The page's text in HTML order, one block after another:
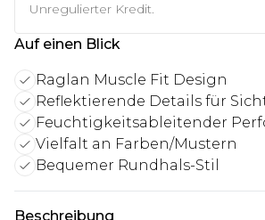
Unregulierter Kredit.
Auf einen Blick
Raglan Muscle Fit Design
Reflektierende Details für
Feuchtigkeitsableitender
Vielfalt an Farben/Mustern
Bequemer Rundhals-Stil
Beschreibung